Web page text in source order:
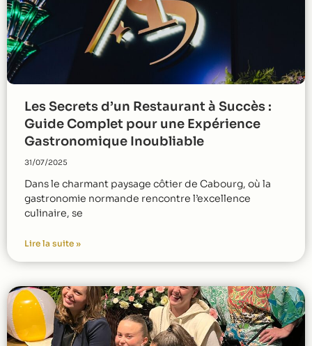
Les Secrets d’un Restaurant à Succès :
Guide Complet pour une Expérience
Gastronomique Inoubliable
31/07/2025
Dans le charmant paysage côtier de Cabourg, où la
gastronomie normande rencontre l’excellence
culinaire, se
Lire la suite »